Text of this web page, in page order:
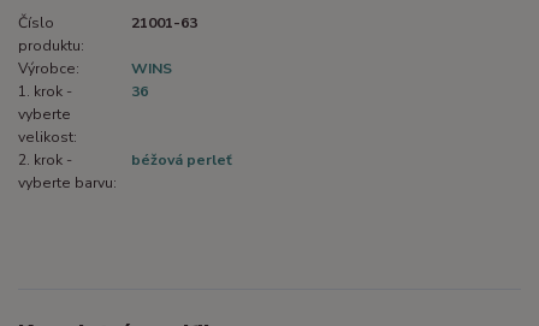
Číslo
produktu:
21001-63
Výrobce:
WINS
1. krok -
vyberte
velikost:
36
2. krok -
vyberte barvu:
béžová perleť